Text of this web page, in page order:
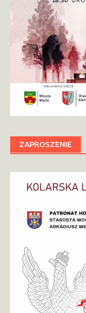
ZAPROSZENIE